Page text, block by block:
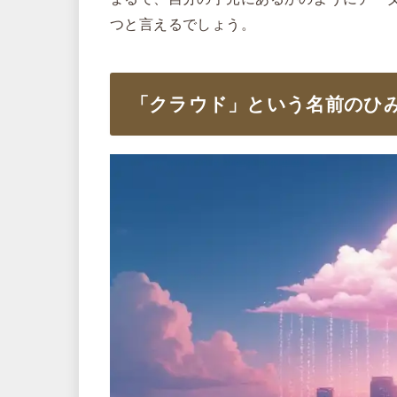
つと言えるでしょう。
「クラウド」という名前のひ